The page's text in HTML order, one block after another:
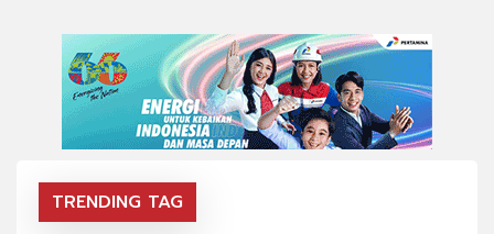
TRENDING TAG